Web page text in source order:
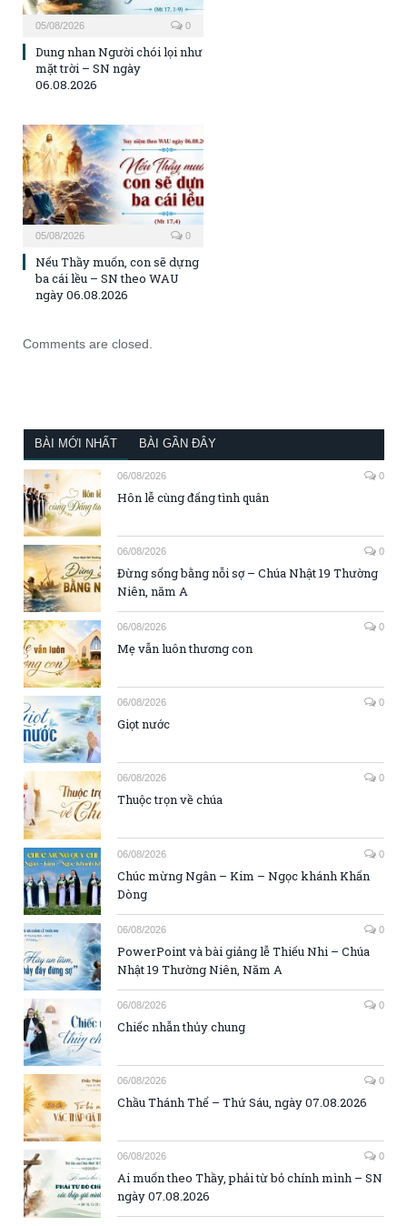
05/08/2026 0
Dung nhan Người chói lọi như
mặt trời – SN ngày
06.08.2026
05/08/2026 0
Nếu Thầy muốn, con sẽ dựng
ba cái lều – SN theo WAU
ngày 06.08.2026
Comments are closed.
BÀI MỚI NHẤT BÀI GẦN ĐÂY
06/08/2026 0
Hôn lễ cùng đấng tình quân
06/08/2026 0
Đừng sống bằng nỗi sợ – Chúa Nhật 19 Thường
Niên, năm A
06/08/2026 0
Mẹ vẫn luôn thương con
06/08/2026 0
Giọt nước
06/08/2026 0
Thuộc trọn về chúa
06/08/2026 0
Chúc mừng Ngân – Kim – Ngọc khánh Khấn
Dòng
06/08/2026 0
PowerPoint và bài giảng lễ Thiếu Nhi – Chúa
Nhật 19 Thường Niên, Năm A
06/08/2026 0
Chiếc nhẫn thủy chung
06/08/2026 0
Chầu Thánh Thể – Thứ Sáu, ngày 07.08.2026
06/08/2026 0
Ai muốn theo Thầy, phải từ bỏ chính mình – SN
ngày 07.08.2026